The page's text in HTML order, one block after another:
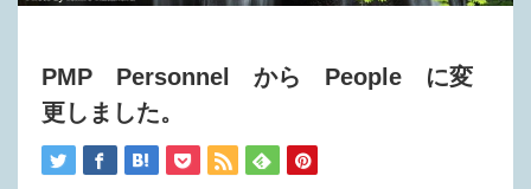
PMP Personnel から People に変
更しました。